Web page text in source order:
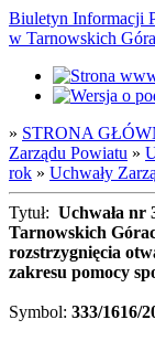
Biuletyn Informacji
w Tarnowskich
» STRONA
Zarządu Powiatu »
rok » Uchwały
Tytuł: Uchwała nr
Tarnowskich
rozstrzygnięcia
zakresu pomocy
Symbol: 333/1616/